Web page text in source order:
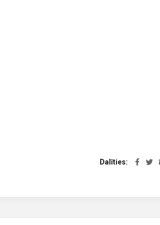
Dalīties